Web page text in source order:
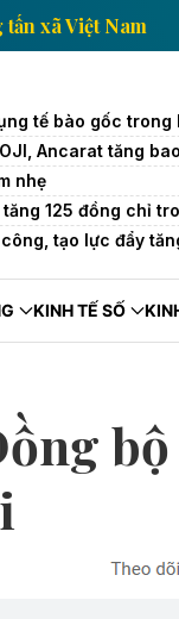
Thông tấn xã
tế bào gốc trong
Ancarat tăng
nhẹ
125 đồng chỉ
tạo lực đẩy
KINH TẾ SỐ